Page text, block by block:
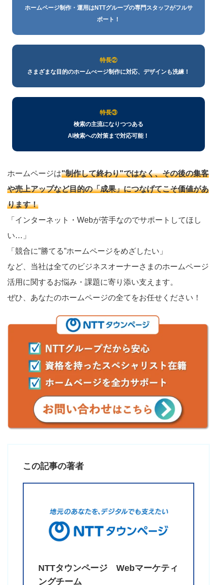
ホームページ制作・運用はNTTグループの専門スタッフがフルサ
ポート！
特長②
さまざまな目的のホームぺージ制作に対応、デザインも洗練！
特長③
検索の主流になりつつある
AI検索への対策まで対応可能！
ホームページは"制作して終わり"ではなく、その後の集客
や売上アップなど目的の「成果」につなげてこそ価値があ
ります！
「インターネット・Webが苦手なのでサポートしてほし
い…」
「競合に”勝てる”ホームページをめざしたい」
など、当社は全てのビジネスオーナーさまのホームページ
活用に関するお悩み・課題に寄り添い支えます。
ぜひ、あなたのホームページの全てをお任せください！
この記事の著者
NTTタウンページ Webマーケティ
ングチーム